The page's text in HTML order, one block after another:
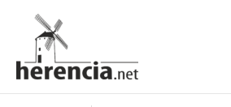
contenido